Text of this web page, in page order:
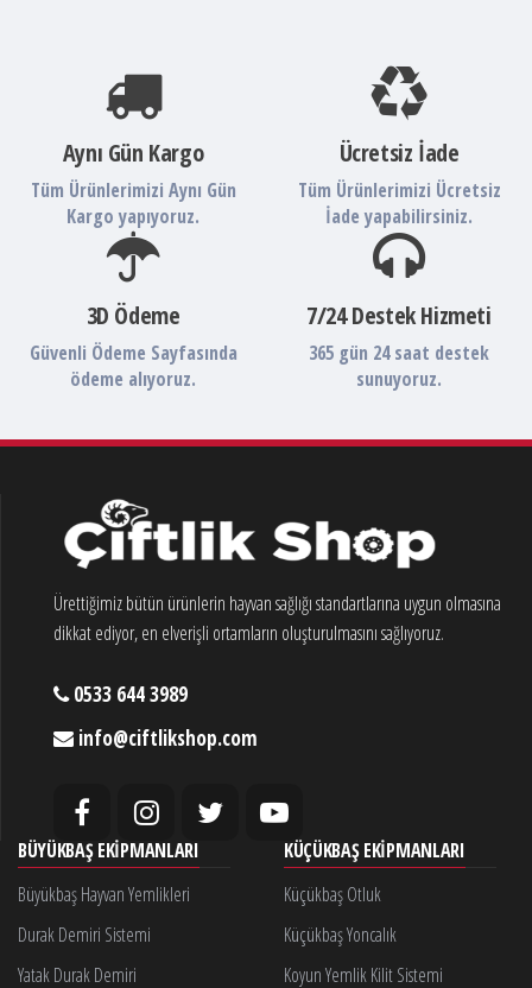
Aynı Gün Kargo
Tüm Ürünlerimizi Aynı Gün
Kargo yapıyoruz.
Ücretsiz İade
Tüm Ürünlerimizi Ücretsiz
İade yapabilirsiniz.
3D Ödeme
Güvenli Ödeme Sayfasında
ödeme alıyoruz.
7/24 Destek Hizmeti
365 gün 24 saat destek
sunuyoruz.
Ürettiğimiz bütün ürünlerin hayvan sağlığı standartlarına uygun olmasına
dikkat ediyor, en elverişli ortamların oluşturulmasını sağlıyoruz.
0533 644 3989
info@ciftlikshop.com
BÜYÜKBAŞ EKIPMANLARI
Büyükbaş Hayvan Yemlikleri
Durak Demiri Sistemi
Yatak Durak Demiri
KÜÇÜKBAŞ EKIPMANLARI
Küçükbaş Otluk
Küçükbaş Yoncalık
Koyun Yemlik Kilit Sistemi